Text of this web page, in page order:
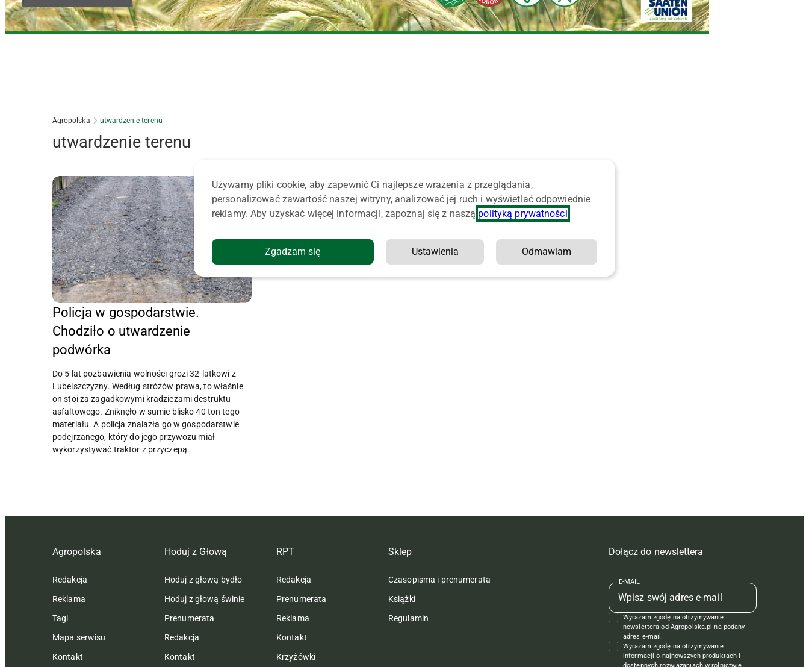
Agropolska utwardzenie terenu
utwardzenie terenu
Policja w gospodarstwie.
Chodziło o utwardzenie
podwórka
Do 5 lat pozbawienia wolności grozi 32-latkowi z
Lubelszczyzny. Według stróżów prawa, to właśnie
on stoi za zagadkowymi kradzieżami destruktu
asfaltowego. Zniknęło w sumie blisko 40 ton tego
materiału. A policja znalazła go w gospodarstwie
podejrzanego, który do jego przywozu miał
wykorzystywać traktor z przyczepą.
Agropolska
Redakcja
Reklama
Tagi
Mapa serwisu
Kontakt
Hoduj z Głową
Hoduj z głową bydło
Hoduj z głową świnie
Prenumerata
Redakcja
Kontakt
RPT
Redakcja
Prenumerata
Reklama
Kontakt
Krzyżówki
Sklep
Czasopisma i prenumerata
Książki
Regulamin
Dołącz do newslettera
E-MAIL
Wyrażam zgodę na otrzymywanie
newslettera od Agropolska.pl na podany
adres e-mail.
Wyrażam zgodę na otrzymywanie
informacji o najnowszych produktach i
dostępnych rozwiązaniach w rolnictwie –
Używamy pliki cookie, aby zapewnić Ci najlepsze wrażenia z przeglądania,
personalizować zawartość naszej witryny, analizować jej ruch i wyświetlać odpowiednie
reklamy. Aby uzyskać więcej informacji, zapoznaj się z naszą polityką prywatności
Zgadzam się Ustawienia Odmawiam